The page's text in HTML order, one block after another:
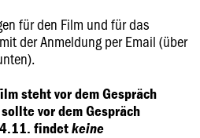
für den Film und für das
der Anmeldung per Email (über
steht vor dem Gespräch
vor dem Gespräch
findetkeine